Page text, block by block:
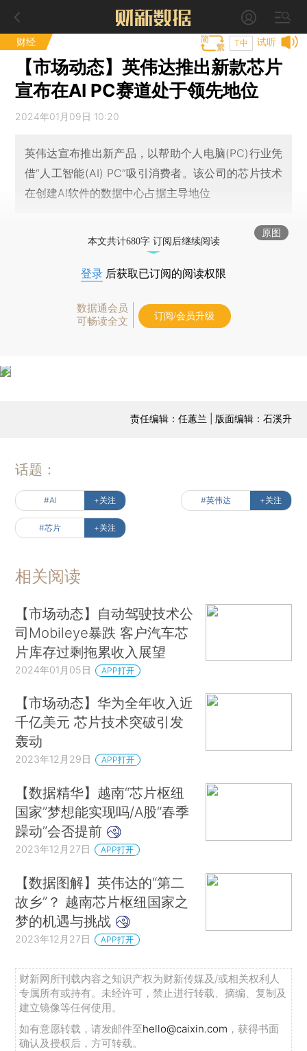
财经 试听
T中
【市场动态】英伟达推出新款芯片
宣布在AI PC赛道处于领先地位
2024年01月09日 10:20
英伟达宣布推出新产品，以帮助个人电脑(PC)行业凭
借“人工智能(AI) PC”吸引消费者。该公司的芯片技术
在创建AI软件的数据中心占据主导地位
原图
本文共计680字 订阅后继续阅读
登录 后获取已订阅的阅读权限
数据通会员
可畅读全文
订阅/会员升级
责任编辑：任蕙兰 | 版面编辑：石溪升
话题：
#AI +关注 #英伟达 +关注
#芯片 +关注
相关阅读
【市场动态】自动驾驶技术公
司Mobileye暴跌 客户汽车芯
片库存过剩拖累收入展望
2024年01月05日 APP打开
【市场动态】华为全年收入近
千亿美元 芯片技术突破引发
轰动
2023年12月29日 APP打开
【数据精华】越南“芯片枢纽
国家”梦想能实现吗/A股“春季
躁动”会否提前
2023年12月27日 APP打开
【数据图解】英伟达的“第二
故乡”？ 越南芯片枢纽国家之
梦的机遇与挑战
2023年12月27日 APP打开
财新网所刊载内容之知识产权为财新传媒及/或相关权利人
专属所有或持有。未经许可，禁止进行转载、摘编、复制及
建立镜像等任何使用。
如有意愿转载，请发邮件至hello@caixin.com ，获得书面
确认及授权后，方可转载。